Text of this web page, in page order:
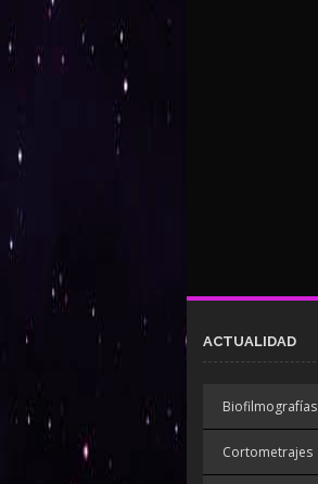
ACTUALIDAD
Biofilmografías
Cortometrajes